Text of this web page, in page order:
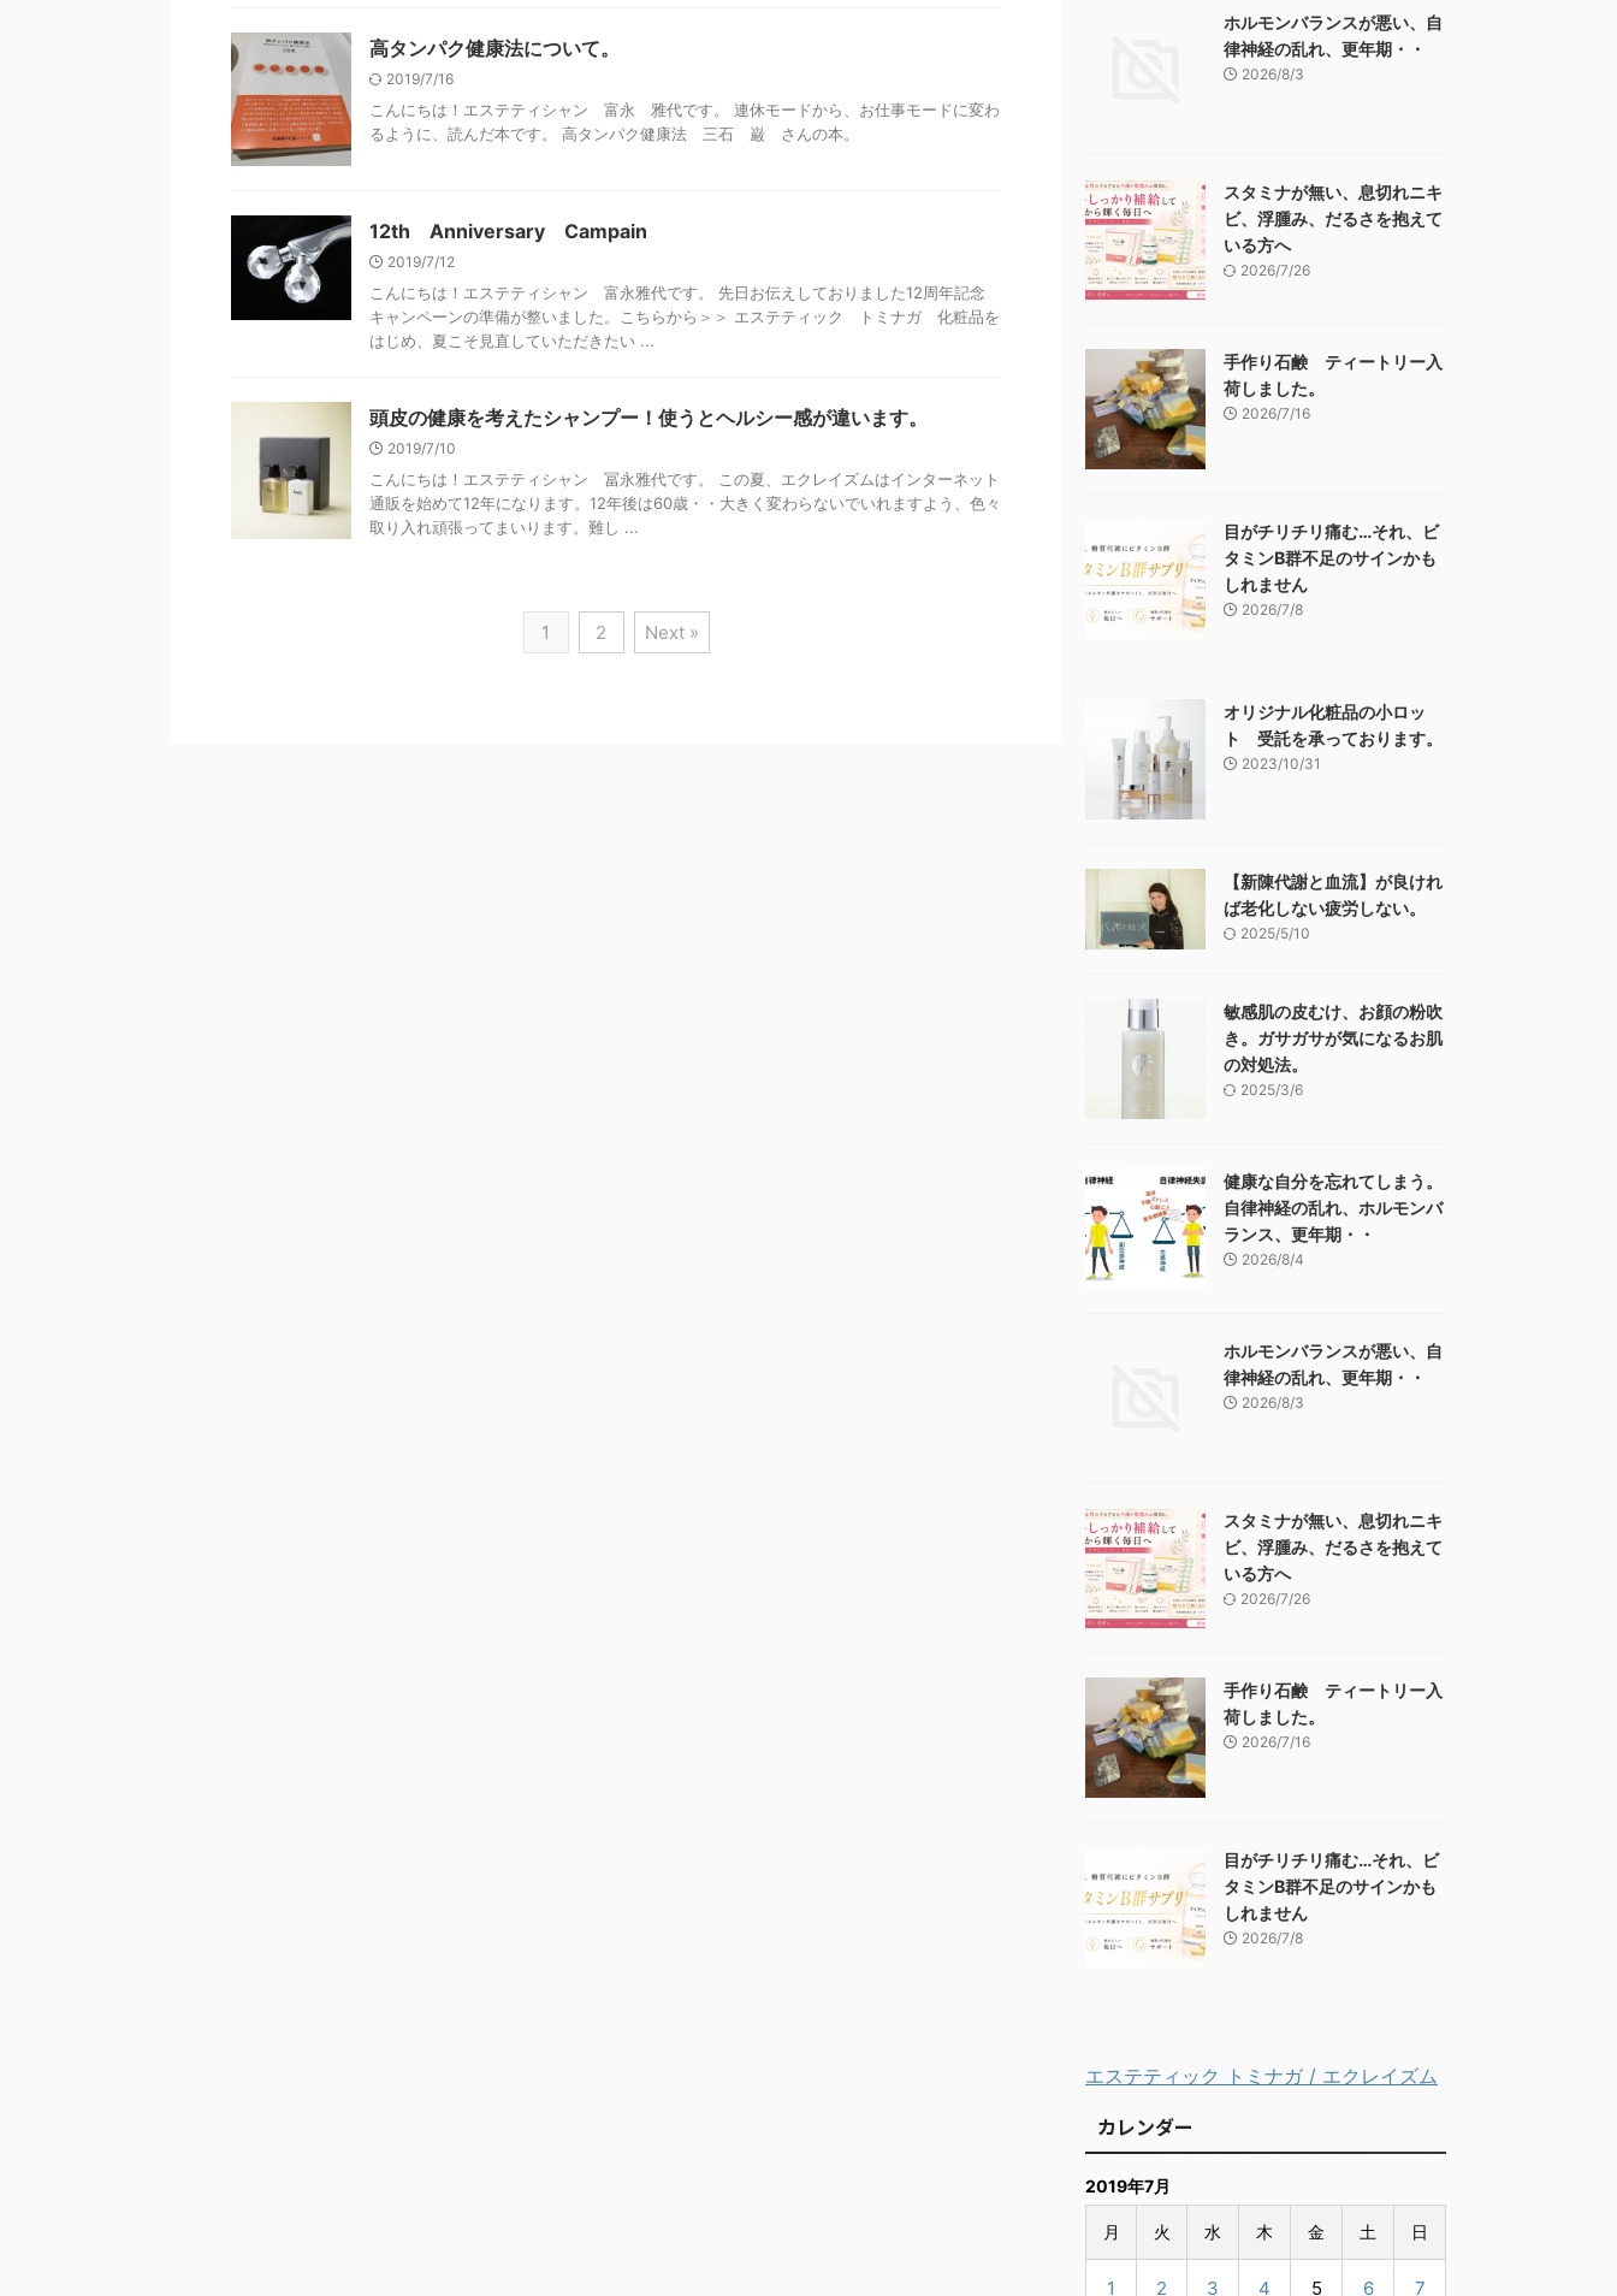
高タンパク健康法について。
2019/7/16
こんにちは！エステティシャン 富永 雅代です。 連休モードから、お仕事モードに変わ
るように、読んだ本です。 高タンパク健康法 三石 巌 さんの本。
12th Anniversary Campain
2019/7/12
こんにちは！エステティシャン 富永雅代です。 先日お伝えしておりました12周年記念
キャンペーンの準備が整いました。こちらから＞＞ エステティック トミナガ 化粧品を
はじめ、夏こそ見直していただきたい ...
頭皮の健康を考えたシャンプー！使うとヘルシー感が違います。
2019/7/10
こんにちは！エステティシャン 冨永雅代です。 この夏、エクレイズムはインターネット
通販を始めて12年になります。12年後は60歳・・大きく変わらないでいれますよう、色々
取り入れ頑張ってまいります。難し ...
1 2 Next »
ホルモンバランスが悪い、自
律神経の乱れ、更年期・・
2026/8/3
スタミナが無い、息切れニキ
ビ、浮腫み、だるさを抱えて
いる方へ
2026/7/26
手作り石鹸 ティートリー入
荷しました。
2026/7/16
目がチリチリ痛む…それ、ビ
タミンB群不足のサインかも
しれません
2026/7/8
オリジナル化粧品の小ロッ
ト 受託を承っております。
2023/10/31
【新陳代謝と血流】が良けれ
ば老化しない疲労しない。
2025/5/10
敏感肌の皮むけ、お顔の粉吹
き。ガサガサが気になるお肌
の対処法。
2025/3/6
健康な自分を忘れてしまう。
自律神経の乱れ、ホルモンバ
ランス、更年期・・
2026/8/4
ホルモンバランスが悪い、自
律神経の乱れ、更年期・・
2026/8/3
スタミナが無い、息切れニキ
ビ、浮腫み、だるさを抱えて
いる方へ
2026/7/26
手作り石鹸 ティートリー入
荷しました。
2026/7/16
目がチリチリ痛む…それ、ビ
タミンB群不足のサインかも
しれません
2026/7/8
エステティック トミナガ / エクレイズム
カレンダー
2019年7月
月 火 水 木 金 土 日
1 2 3 4 5 6 7